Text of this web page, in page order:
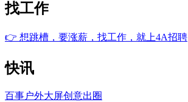
找工作
👉 想跳槽，要涨薪，找工作，就上4A招聘
快讯
百事户外大屏创意出圈